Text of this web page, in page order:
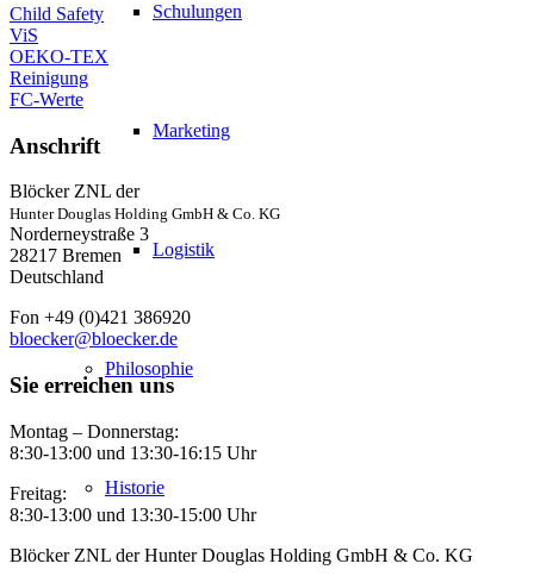
Schulungen
Marketing
Logistik
Philosophie
Historie
Child Safety
ViS
OEKO-TEX
Reinigung
FC-Werte
Anschrift
Blöcker ZNL der
Hunter Douglas Holding GmbH & Co. KG
Norderneystraße 3
28217 Bremen
Deutschland
Fon +49 (0)421 386920
bloecker@bloecker.de
Sie erreichen uns
Montag – Donnerstag:
8:30-13:00 und 13:30-16:15 Uhr
Freitag:
8:30-13:00 und 13:30-15:00 Uhr
Blöcker ZNL der Hunter Douglas Holding GmbH & Co. KG